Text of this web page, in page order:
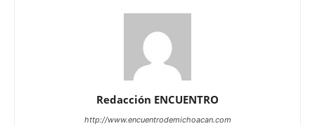
Redacción ENCUENTRO
http://www.encuentrodemichoacan.com